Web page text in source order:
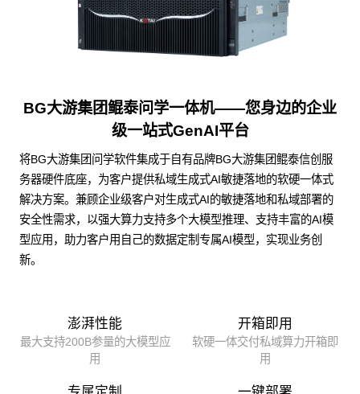
BG大游集团鲲泰问学一体机——您身边的企业
级一站式GenAI平台
将BG大游集团问学软件集成于自有品牌BG大游集团鲲泰信创服
务器硬件底座，为客户提供私域生成式AI敏捷落地的软硬一体式
解决方案。兼顾企业级客户对生成式AI的敏捷落地和私域部署的
安全性需求，以强大算力支持多个大模型推理、支持丰富的AI模
型应用，助力客户用自己的数据定制专属AI模型，实现业务创
新。
澎湃性能
最大支持200B参量的大模型应
用
开箱即用
软硬一体交付私域算力开箱即
用